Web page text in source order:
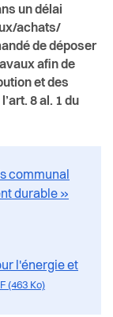
un délai
achats/
de déposer
afin de
et des
8 al. 1 du
communal
durable »
l'énergie et
(463 Ko)